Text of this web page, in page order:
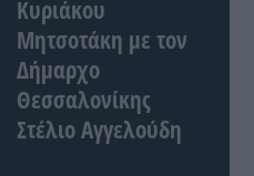
Κυριάκου
Μητσοτάκη με τον
Δήμαρχο
Θεσσαλονίκης
Στέλιο Αγγελούδη